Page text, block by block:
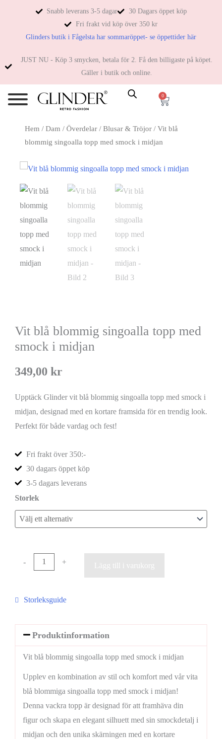
Snabb leverans 3-5 dagar
30 Dagars öppet köp
Fri frakt vid köp över 350 kr
Glinders butik i Fågelsta har sommaröppet- se öppettider här
JUST NU - Köp 3 smycken, betala för 2. Få den billigaste på köpet.
Gäller i butik och online.
0
Hem / Dam / Överdelar / Blusar & Tröjor / Vit blå
blommig singoalla topp med smock i midjan
Vit blå blommig singoalla topp med
smock i midjan
349,00 kr
Upptäck Glinder vit blå blommig singoalla topp med smock i
midjan, designad med en kortare framsida för en trendig look.
Perfekt för både vardag och fest!
Fri frakt över 350:-
30 dagars öppet köp
3-5 dagars leverans
Storlek
- + Lägg till i varukorg
Storleksguide
Produktinformation
Vit blå blommig singoalla topp med smock i midjan
Upplev en kombination av stil och komfort med vår vita
blå blommiga singoalla topp med smock i midjan!
Denna vackra topp är designad för att framhäva din
figur och skapa en elegant silhuett med sin smockdetalj i
midjan och den unika skärningen med en kortare